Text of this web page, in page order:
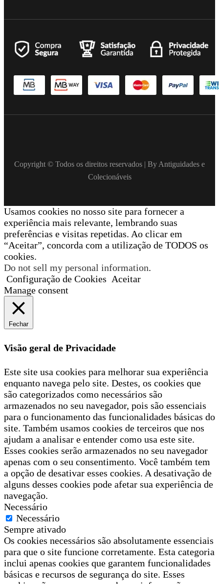
Copyright © Todos os direitos reservados | By Antiguidades e
Colecionáveis
Usamos cookies no nosso site para fornecer a
experiência mais relevante, lembrando suas
preferências e visitas repetidas. Ao clicar em
“Aceitar”, concorda com a utilização de TODOS os
cookies.
Do not sell my personal information.
Configuração de Cookies Aceitar
Manage consent
Fechar
Visão geral de Privacidade
Este site usa cookies para melhorar sua experiência
enquanto navega pelo site. Destes, os cookies que
são categorizados como necessários são
armazenados no seu navegador, pois são essenciais
para o funcionamento das funcionalidades básicas do
site. Também usamos cookies de terceiros que nos
ajudam a analisar e entender como usa este site.
Esses cookies serão armazenados no seu navegador
apenas com o seu consentimento. Você também tem
a opção de desativar esses cookies. A desativação de
alguns desses cookies pode afetar sua experiência de
navegação.
Necessário
Necessário
Sempre ativado
Os cookies necessários são absolutamente essenciais
para que o site funcione corretamente. Esta categoria
inclui apenas cookies que garantem funcionalidades
básicas e recursos de segurança do site. Esses